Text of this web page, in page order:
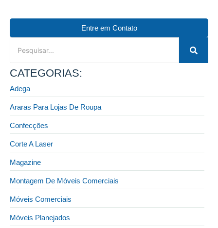
Entre em Contato
CATEGORIAS:
Adega
Araras Para Lojas De Roupa
Confecções
Corte A Laser
Magazine
Montagem De Móveis Comerciais
Móveis Comerciais
Móveis Planejados